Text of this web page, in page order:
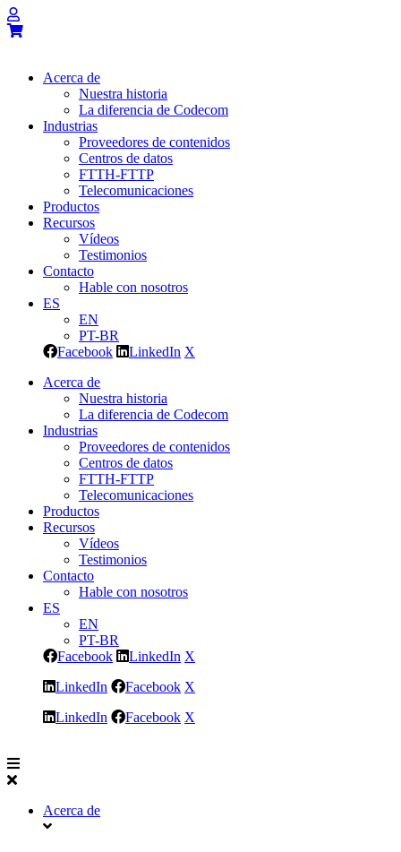
Acerca de
Nuestra historia
La diferencia de Codecom
Industrias
Proveedores de contenidos
Centros de datos
FTTH-FTTP
Telecomunicaciones
Productos
Recursos
Vídeos
Testimonios
Contacto
Hable con nosotros
ES
EN
PT-BR
Facebook
LinkedIn X
Acerca de
Nuestra historia
La diferencia de Codecom
Industrias
Proveedores de contenidos
Centros de datos
FTTH-FTTP
Telecomunicaciones
Productos
Recursos
Vídeos
Testimonios
Contacto
Hable con nosotros
ES
EN
PT-BR
Facebook
LinkedIn X
LinkedIn
Facebook X
LinkedIn
Facebook X
Acerca de